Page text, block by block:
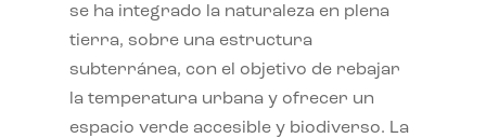
se ha integrado la naturaleza en plena
tierra, sobre una estructura
subterránea, con el objetivo de rebajar
la temperatura urbana y ofrecer un
espacio verde accesible y biodiverso. La